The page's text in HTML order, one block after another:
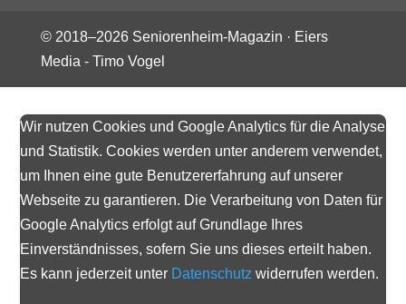
© 2018–2026Seniorenheim-Magazin · Eiers
Media - Timo Vogel
Wir nutzen Cookies und Google Analytics für die Analyse
und Statistik. Cookies werden unter anderem verwendet,
um Ihnen eine gute Benutzererfahrung auf unserer
Webseite zu garantieren. Die Verarbeitung von Daten für
Google Analytics erfolgt auf Grundlage Ihres
Einverständnisses, sofern Sie uns dieses erteilt haben.
Es kann jederzeit unter Datenschutz widerrufen werden.